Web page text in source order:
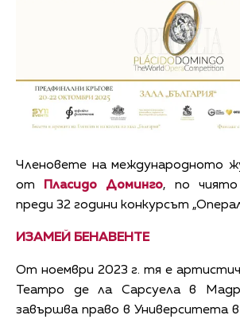
Членовете на международното
от Пласидо Доминго, по чиято
преди 32 години конкурсът
ИЗАМЕЙ БЕНАВЕНТЕ
От ноември 2023 г. тя е
Театро де ла Сарсуела в
завършва право в Университета